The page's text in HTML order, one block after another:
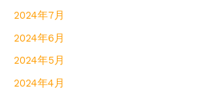
2024年7月
2024年6月
2024年5月
2024年4月